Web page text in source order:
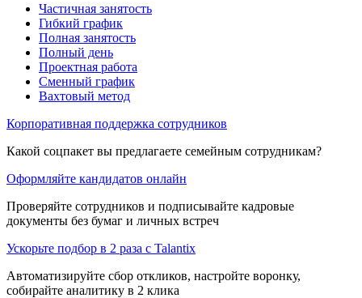
Частичная занятость
Гибкий график
Полная занятость
Полный день
Проектная работа
Сменный график
Вахтовый метод
Корпоративная поддержка сотрудников
Какой соцпакет вы предлагаете семейным сотрудникам?
Оформляйте кандидатов онлайн
Проверяйте сотрудников и подписывайте кадровые
документы без бумаг и личных встреч
Ускорьте подбор в 2 раза с Talantix
Автоматизируйте сбор откликов, настройте воронку,
собирайте аналитику в 2 клика